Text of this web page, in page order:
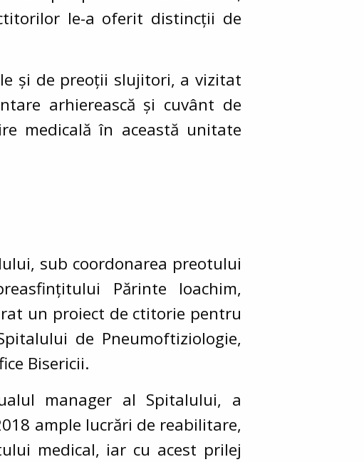
le-a oferit distincții de
și de preoții slujitori, a vizitat
arhierească și cuvânt de
medicală în această unitate
sub coordonarea preotului
Părinte Ioachim,
un proiect de ctitorie pentru
de Pneumoftiziologie,
Bisericii.
manager al Spitalului, a
ample lucrări de reabilitare,
medical, iar cu acest prilej